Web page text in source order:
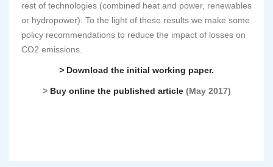
rest of technologies (combined heat and power, renewables
or hydropower). To the light of these results we make some
policy recommendations to reduce the impact of losses on
CO2 emissions.
> Download the initial working paper.
> Buy online the published article(May 2017)